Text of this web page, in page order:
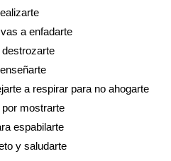
a enfadarte
a respirar para no ahogarte
mostrarte
espabilarte
y saludarte